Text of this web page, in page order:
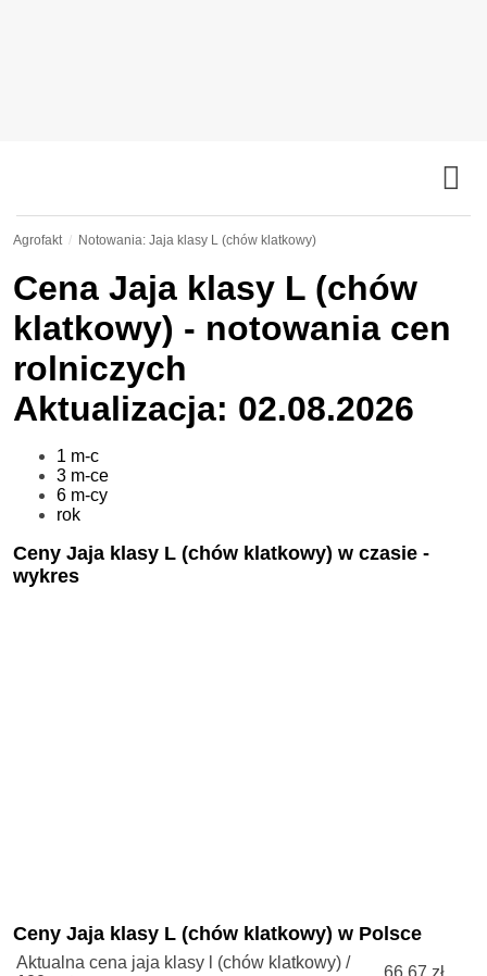
Agrofakt Notowania: Jaja klasy L (chów klatkowy)
Cena Jaja klasy L (chów
klatkowy) - notowania cen
rolniczych
Aktualizacja: 02.08.2026
1 m-c
3 m-ce
6 m-cy
rok
Ceny Jaja klasy L (chów klatkowy) w czasie -
wykres
Ceny Jaja klasy L (chów klatkowy) w Polsce
Aktualna cena jaja klasy l (chów klatkowy) /
66.67 zł